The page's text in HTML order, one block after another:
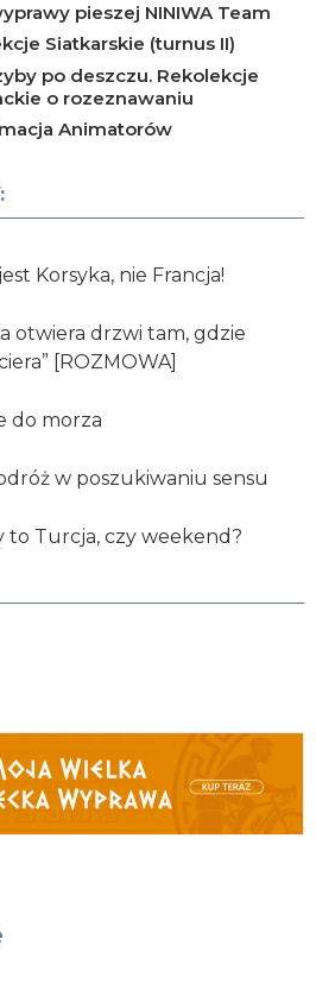
pieszej NINIWA Team
Siatkarskie (turnus II)
po deszczu. Rekolekcje
o rozeznawaniu
Animatorów
Korsyka, nie Francja!
otwiera drzwi tam, gdzie
[ROZMOWA]
do morza
w poszukiwaniu sensu
to Turcja, czy weekend?